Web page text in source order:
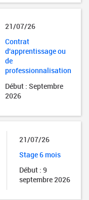
21/07/26
Contrat
d'apprentissage ou
de
professionnalisation
Début : Septembre
2026
21/07/26
Stage 6 mois
Début : 9
septembre 2026